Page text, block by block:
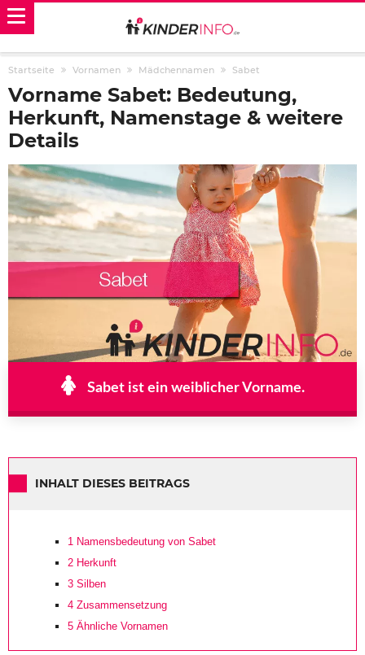
Startseite Vornamen Mädchennamen Sabet
Vorname Sabet: Bedeutung,
Herkunft, Namenstage & weitere
Details
Sabet ist ein weiblicher Vorname.
INHALT DIESES BEITRAGS
1 Namensbedeutung von Sabet
2 Herkunft
3 Silben
4 Zusammensetzung
5 Ähnliche Vornamen